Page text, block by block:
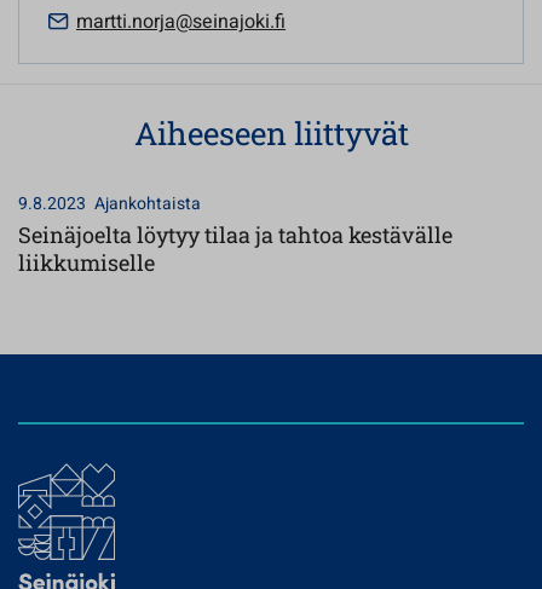
martti.norja@seinajoki.fi
Aiheeseen liittyvät
9.8.2023 Ajankohtaista
Seinäjoelta löytyy tilaa ja tahtoa kestävälle
liikkumiselle